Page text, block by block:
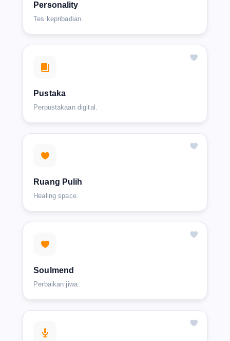
Personality
Tes kepribadian.
Pustaka
Perpustakaan digital.
Ruang Pulih
Healing space.
Soulmend
Perbaikan jiwa.